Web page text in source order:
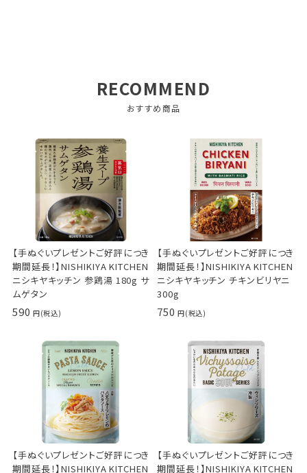
RECOMMEND
おすすめ商品
【手ぬぐいプレゼントご好評につき
期間延長！】NISHIKIYA KITCHEN
ニシキヤキッチン 参鶏湯 180g サ
ムゲタン
590
【手ぬぐいプレゼントご好評につき
期間延長！】NISHIKIYA KITCHEN
ニシキヤキッチン チキンビリヤニ
300g
750
【手ぬぐいプレゼントご好評につき
期間延長！】NISHIKIYA KITCHEN
【手ぬぐいプレゼントご好評につき
期間延長！】NISHIKIYA KITCHEN